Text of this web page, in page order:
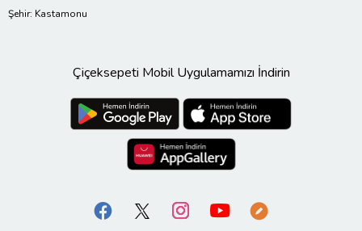
Şehir: Kastamonu
Çiçeksepeti Mobil Uygulamamızı İndirin